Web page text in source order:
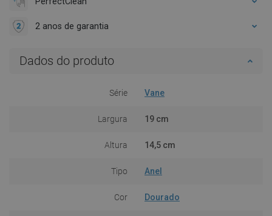
2 anos de garantia
Dados do produto
Série Vane
Largura 19 cm
Altura 14,5 cm
Tipo Anel
Cor Dourado